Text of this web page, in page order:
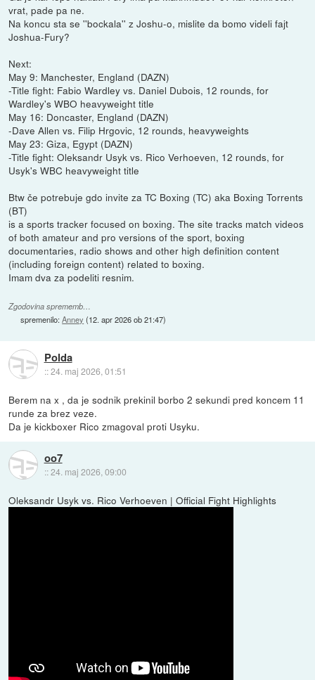
vrat, pade pa ne.
Na koncu sta se ''bockala'' z Joshu-o, mislite da bomo videli fajt
Joshua-Fury?
Next:
May 9: Manchester, England (DAZN)
-Title fight: Fabio Wardley vs. Daniel Dubois, 12 rounds, for
Wardley's WBO heavyweight title
May 16: Doncaster, England (DAZN)
-Dave Allen vs. Filip Hrgovic, 12 rounds, heavyweights
May 23: Giza, Egypt (DAZN)
-Title fight: Oleksandr Usyk vs. Rico Verhoeven, 12 rounds, for
Usyk's WBC heavyweight title
Btw če potrebuje gdo invite za TC Boxing (TC) aka Boxing Torrents
(BT)
is a sports tracker focused on boxing. The site tracks match videos
of both amateur and pro versions of the sport, boxing
documentaries, radio shows and other high definition content
(including foreign content) related to boxing.
Imam dva za podeliti resnim.
Zgodovina sprememb…
spremenilo:Anney (12. apr 2026 ob 21:47)
Polda
::24. maj 2026, 01:51
Berem na x , da je sodnik prekinil borbo 2 sekundi pred koncem 11
runde za brez veze.
Da je kickboxer Rico zmagoval proti Usyku.
oo7
::24. maj 2026, 09:00
Oleksandr Usyk vs. Rico Verhoeven | Official Fight Highlights